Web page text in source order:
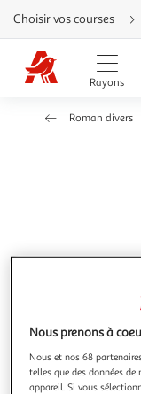
Aller
directement
au
contenu
Aller
directement
Aller
Choisir vos courses
Rayons
Roman divers
Nous prenons à
Nous et nos 68
telles que des données
appareil. Si vous